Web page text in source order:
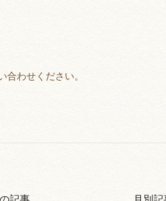
わせください。